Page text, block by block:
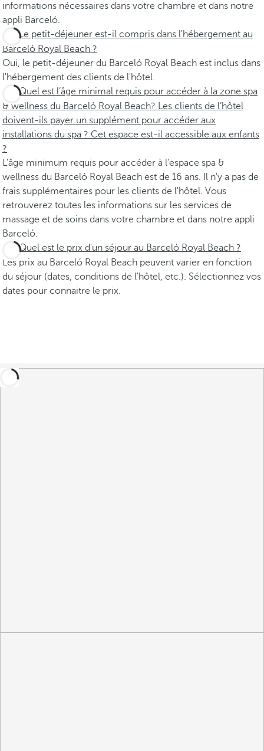
informations nécessaires dans votre chambre et dans notre
appli Barceló.
Le petit-déjeuner est-il compris dans l'hébergement au
Barceló Royal Beach ?
Oui, le petit-déjeuner du Barceló Royal Beach est inclus dans
l'hébergement des clients de l'hôtel.
Quel est l’âge minimal requis pour accéder à la zone spa
& wellness du Barceló Royal Beach? Les clients de l’hôtel
doivent-ils payer un supplément pour accéder aux
installations du spa ? Cet espace est-il accessible aux enfants
?
L'âge minimum requis pour accéder à l'espace spa &
wellness du Barceló Royal Beach est de 16 ans. Il n'y a pas de
frais supplémentaires pour les clients de l'hôtel. Vous
retrouverez toutes les informations sur les services de
massage et de soins dans votre chambre et dans notre appli
Barceló.
Quel est le prix d'un séjour au Barceló Royal Beach ?
Les prix au Barceló Royal Beach peuvent varier en fonction
du séjour (dates, conditions de l'hôtel, etc.). Sélectionnez vos
dates pour connaitre le prix.